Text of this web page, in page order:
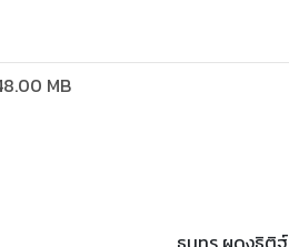
รม รวมตลอดถึงการจัดหาทนายความ
รงหรือปฏิบัติอย่างไม่เป็นธรรม
บัญญัติว่า “ในข้อ
ภทนั้นโดยตรง ร่วมเป็นกรรมาธิการ
MB